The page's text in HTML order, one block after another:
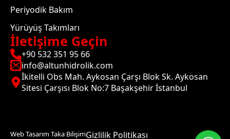
Periyodik Bakım
Yürüyüş Takımları
İletişime Geçin
+90 532 351 95 66
info@altunhidrolik.com
İkitelli Obs Mah. Aykosan Çarşı Blok Sk. Aykosan
Sitesi Çarşısı Blok No:7 Başakşehir İstanbul
Web Tasarım Taka BilişimGizlilik Politikası